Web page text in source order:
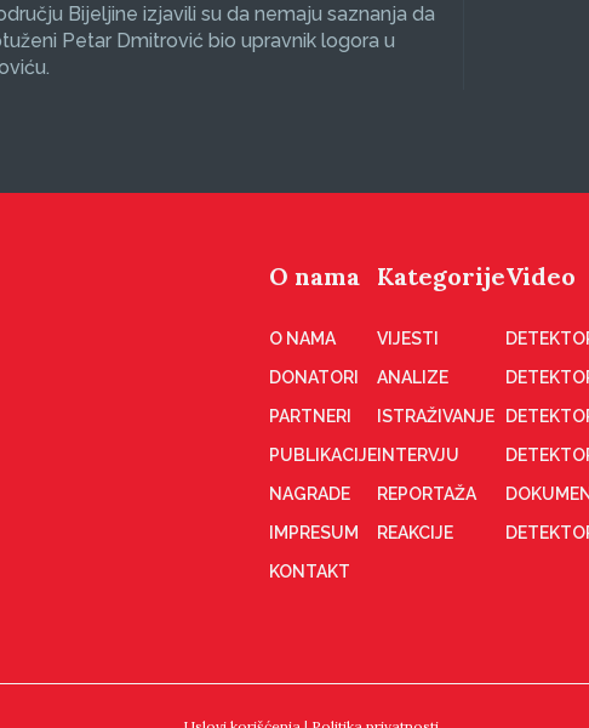
Bijeljine izjavili su da nemaju saznanja da
Petar Dmitrović bio upravnik logora u
O nama
O NAMA
DONATORI
PARTNERI
PUBLIKACIJE
NAGRADE
IMPRESUM
KONTAKT
Kategorije
VIJESTI
ANALIZE
ISTRAŽIVANJE
INTERVJU
REPORTAŽA
REAKCIJE
Video